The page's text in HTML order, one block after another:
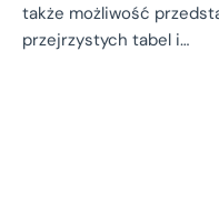
także możliwość
przejrzystych tabel i…